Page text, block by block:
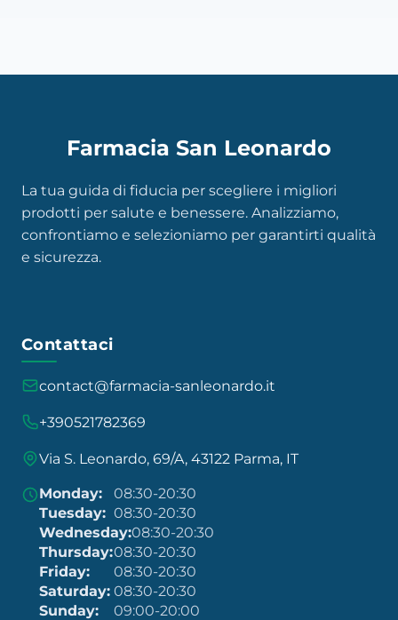
Farmacia San Leonardo
La tua guida di fiducia per scegliere i migliori
prodotti per salute e benessere. Analizziamo,
confrontiamo e selezioniamo per garantirti qualità
e sicurezza.
Contattaci
contact@farmacia-sanleonardo.it
+390521782369
Via S. Leonardo, 69/A, 43122 Parma, IT
Monday:
08:30-20:30
Tuesday: 08:30-20:30
Wednesday:08:30-20:30
Thursday:08:30-20:30
Friday:
08:30-20:30
Saturday: 08:30-20:30
Sunday:
09:00-20:00